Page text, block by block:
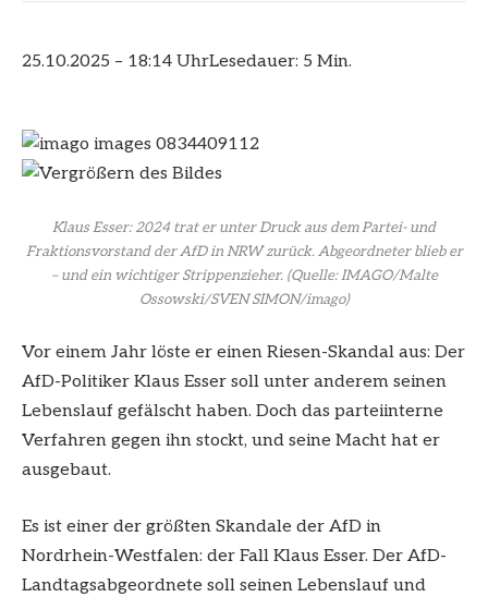
25.10.2025 – 18:14 UhrLesedauer: 5 Min.
Klaus Esser: 2024 trat er unter Druck aus dem Partei- und
Fraktionsvorstand der AfD in NRW zurück. Abgeordneter blieb er
– und ein wichtiger Strippenzieher.(Quelle: IMAGO/Malte
Ossowski/SVEN SIMON/imago)
Vor einem Jahr löste er einen Riesen-Skandal aus: Der
AfD-Politiker Klaus Esser soll unter anderem seinen
Lebenslauf gefälscht haben. Doch das parteiinterne
Verfahren gegen ihn stockt, und seine Macht hat er
ausgebaut.
Es ist einer der größten Skandale der AfD in
Nordrhein-Westfalen: der Fall Klaus Esser. Der AfD-
Landtagsabgeordnete soll seinen Lebenslauf und